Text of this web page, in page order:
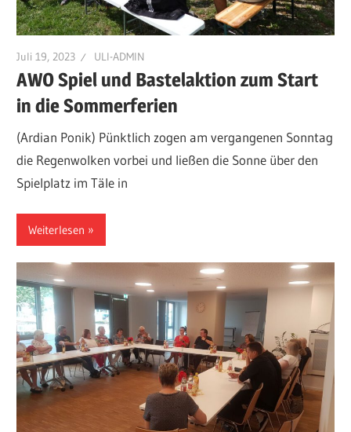
Juli 19, 2023 ULI-ADMIN
AWO Spiel und Bastelaktion zum Start
in die Sommerferien
(Ardian Ponik) Pünktlich zogen am vergangenen Sonntag
die Regenwolken vorbei und ließen die Sonne über den
Spielplatz im Täle in
Weiterlesen